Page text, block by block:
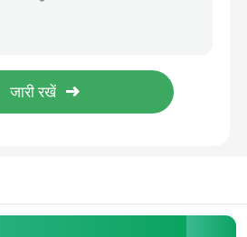
संघनक इकाई कंप्रेसर 404a रेफ्रिजरेंट
कोल्ड रूम चिलर यूनिट 9mm फिन स्पेस